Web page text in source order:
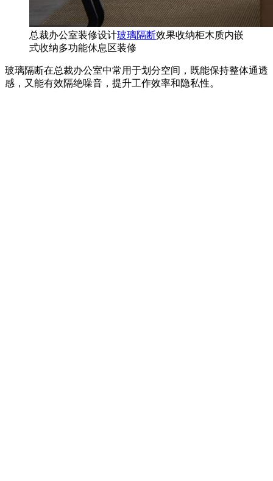
总裁办公室装修设计玻璃隔断效果收纳柜木质内嵌
式收纳多功能休息区装修
玻璃隔断在总裁办公室中常用于划分空间，既能保持整体通透
感，又能有效隔绝噪音，提升工作效率和隐私性。